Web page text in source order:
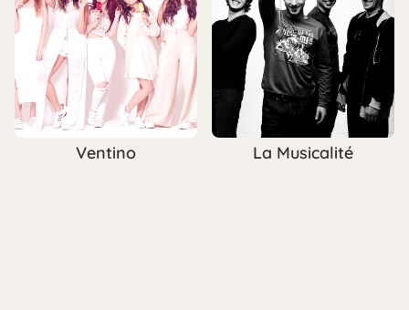
Ventino La Musicalité